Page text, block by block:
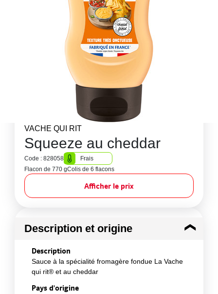
VACHE QUI RIT
Squeeze au cheddar
Code : 828058
Frais
Flacon de 770 gColis de 6 flacons
Afficher le prix
Description et origine
Description
Sauce à la spécialité fromagère fondue La Vache
qui rit® et au cheddar
Pays d'origine